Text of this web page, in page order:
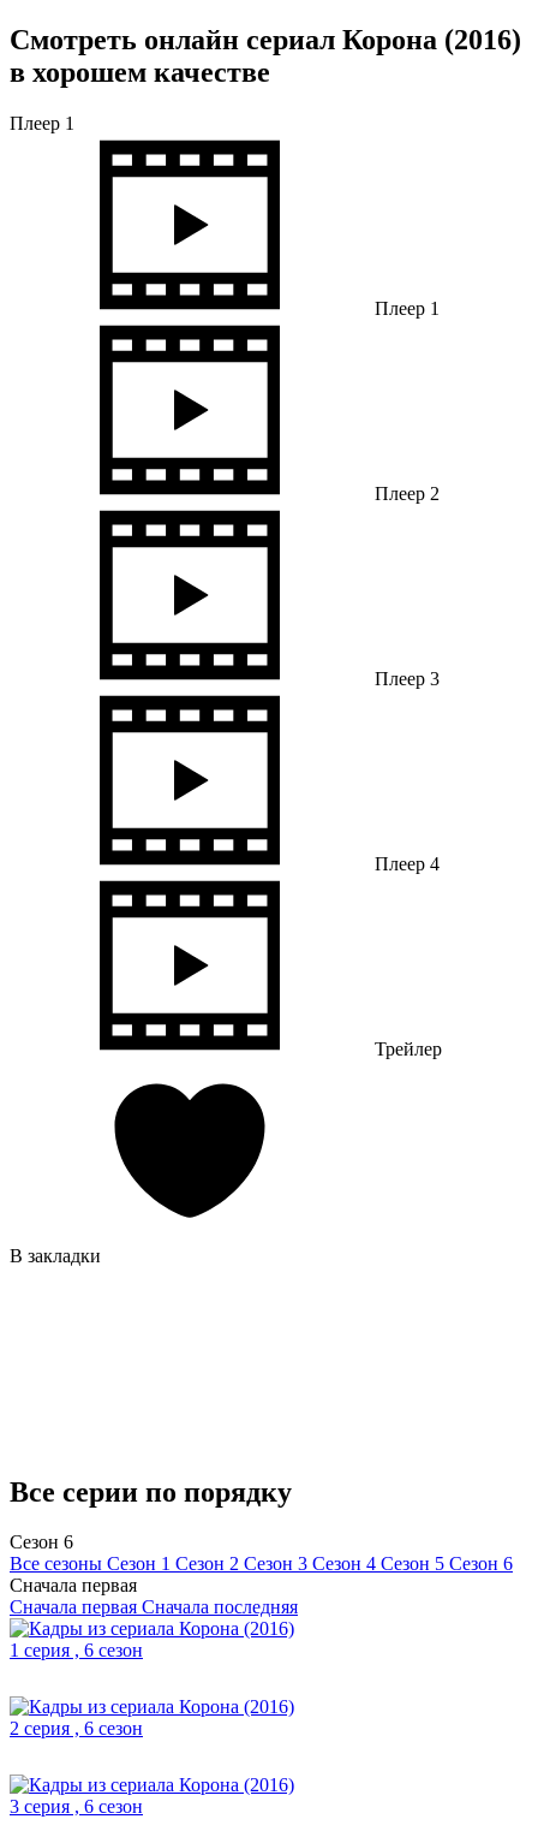
Смотреть онлайн сериал Корона (2016)
в хорошем качестве
Плеер 1
Плеер 1
Плеер 2
Плеер 3
Плеер 4
Трейлер
В закладки
Все серии по порядку
Сезон 6
Все сезоны Сезон 1 Сезон 2 Сезон 3 Сезон 4 Сезон 5 Сезон 6
Сначала первая
Сначала первая Сначала последняя
1 серия , 6 сезон
2 серия , 6 сезон
3 серия , 6 сезон